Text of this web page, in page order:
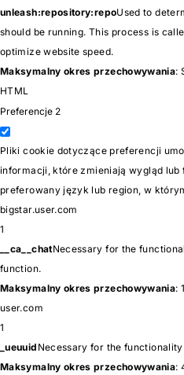
unleash:repository:repoUsed to
should be running. This process is
optimize website speed.
Maksymalny okres przechowywania:
HTML
Preferencje 2
Pliki cookie dotyczące preferencji
informacji, które zmieniają wygląd lub
preferowany język lub region, w
bigstar.user.com
1
__ca__chatNecessary for the
function.
Maksymalny okres przechowywania:
user.com
1
_ueuuid Necessary for the
Maksymalny okres przechowywania: